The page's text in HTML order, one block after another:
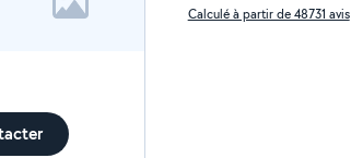
Calculé à partir de 48731 avis